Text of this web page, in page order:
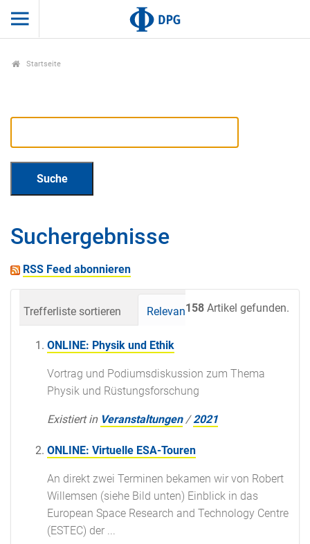
Startseite
Suchergebnisse
RSS Feed abonnieren
158 Artikel gefunden.
Trefferliste sortieren Relevanz Datum
ONLINE: Physik und Ethik
Vortrag und Podiumsdiskussion zum Thema
Physik und Rüstungsforschung
Existiert in Veranstaltungen /2021
ONLINE: Virtuelle ESA-Touren
An direkt zwei Terminen bekamen wir von Robert
Willemsen (siehe Bild unten) Einblick in das
European Space Research and Technology Centre
(ESTEC) der ...